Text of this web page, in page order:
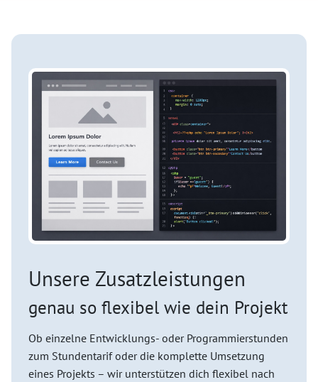
Unsere Zusatzleistungen
genau so flexibel wie dein Projekt
Ob einzelne Entwicklungs- oder Programmierstunden
zum Stundentarif oder die komplette Umsetzung
eines Projekts – wir unterstützen dich flexibel nach